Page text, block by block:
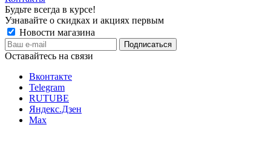
Будьте всегда в курсе!
Узнавайте о скидках и акциях первым
Новости магазина
Оставайтесь на связи
Вконтакте
Telegram
RUTUBE
Яндекс.Дзен
Max